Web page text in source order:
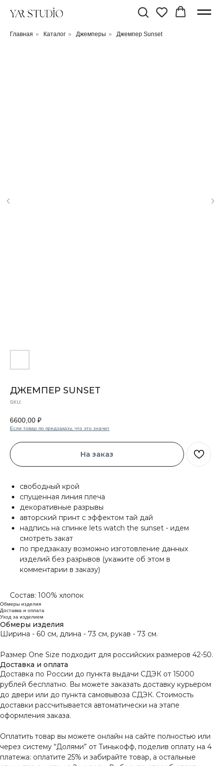
Главная » Каталог » Джемперы » Джемпер Sunset
ДЖЕМПЕР SUNSET
SKU:
6600,00 ₽
Если товар по предзаказу, что это значит
На заказ
свободный крой
спущенная линия плеча
декоративные разрывы
авторский принт с эффектом тай дай
надпись на спинке lets watch the sunset - идем
смотреть закат
по предзаказу возможно изготовление данных
изделий без разрывов (укажите об этом в
комментарии в заказу)
Состав: 100% хлопок
Обмеры изделия
Доставка и оплата
Уход за изделием
Обмеры изделия
Ширина - 60 см, длина - 73 см, рукав - 73 см.
Размер One Size подходит для российских размеров 42-50.
Доставка и оплата
Доставка по России до пункта выдачи СДЭК от 15000
рублей бесплатно. Вы можете заказать доставку курьером
до двери или до пункта самовывоза СДЭК. Стоимость
доставки рассчитывается автоматически на этапе
оформления заказа.
Оплатить товар вы можете онлайн на сайте полностью или
через систему “Долями” от Тинькофф, поделив оплату на 4
платежа: оплатите 25% и забирайте товар, а остальные